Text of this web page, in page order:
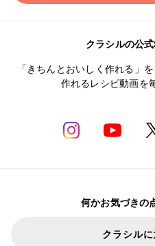
クラシルの公
「きちんとおいしく作れる」
作れるレシピ動画を
何かお気づきの
クラシル